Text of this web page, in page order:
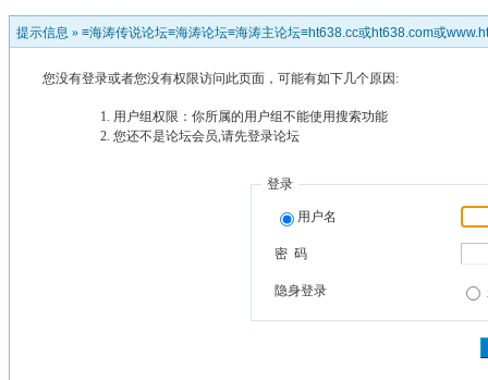
提示信息 » ≡海涛传说论坛≡海涛论坛≡海涛主论坛≡ht638.cc或ht638.com或
您没有登录或者您没有权限访问此页面，可能有如下几个原因:
用户组权限：你所属的用户组不能使用搜索功能
您还不是论坛会员,请先登录论坛
登录
用户名
密 码
隐身登录